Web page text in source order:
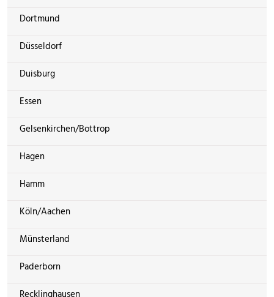
Dortmund
Düsseldorf
Duisburg
Essen
Gelsenkirchen/Bottrop
Hagen
Hamm
Köln/Aachen
Münsterland
Paderborn